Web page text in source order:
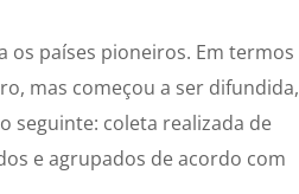
os países pioneiros. Em termos
mas começou a ser difundida,
seguinte: coleta realizada de
e agrupados de acordo com